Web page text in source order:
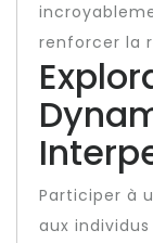
renforcer la
Participer à
aux